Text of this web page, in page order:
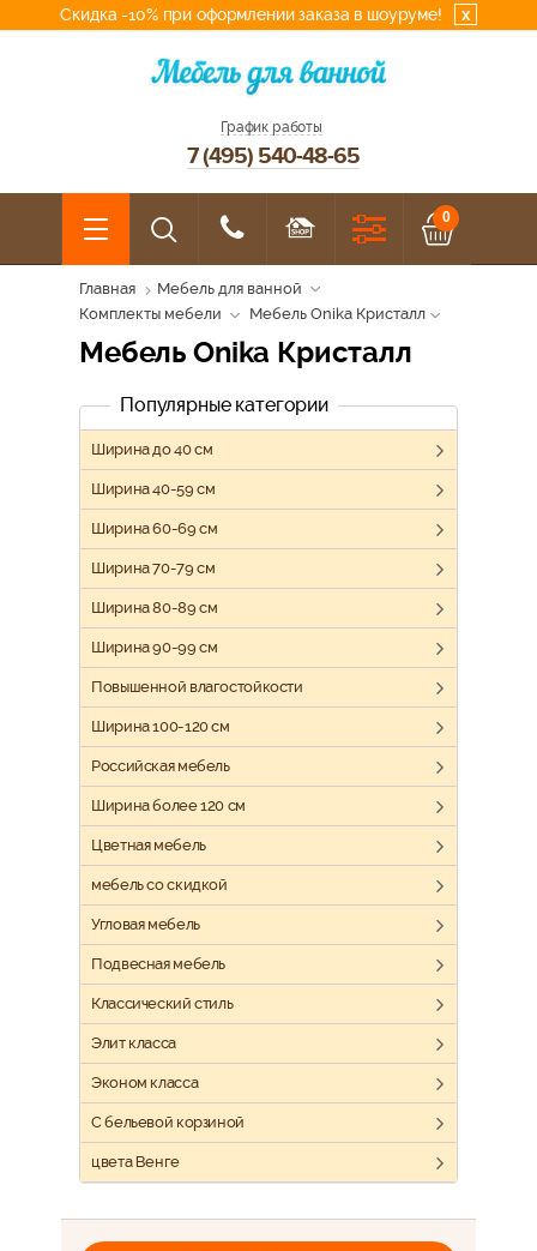
Скидка -10% при оформлении заказа в шоуруме! x
График работы
7 (495) 540-48-65
0
Главная
Мебель для ванной
Комплекты мебели
Мебель Onika Кристалл
Мебель Onika Кристалл
Популярные категории
Ширина до 40 см
Ширина 40-59 см
Ширина 60-69 см
Ширина 70-79 см
Ширина 80-89 см
Ширина 90-99 см
Повышенной влагостойкости
Ширина 100-120 см
Российская мебель
Ширина более 120 см
Цветная мебель
мебель со скидкой
Угловая мебель
Подвесная мебель
Классический стиль
Элит класса
Эконом класса
С бельевой корзиной
цвета Венге